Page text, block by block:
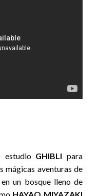
estudio GHIBLI para
mágicas aventuras de
un bosque lleno de